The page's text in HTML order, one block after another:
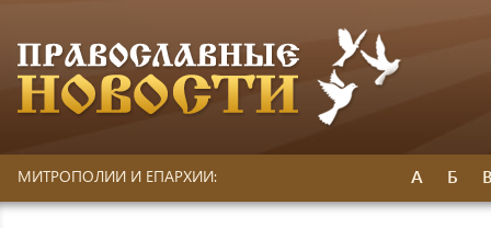
МИТРОПОЛИИ И ЕПАРХИИ: А Б